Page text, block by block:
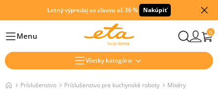
Letný výpredaj so zľavou až 36 % Nakúpiť
HlavníMenu 0
Všetky kategórie
Príslušenstvo Príslušenstvo pre kuchynské roboty Mixéry